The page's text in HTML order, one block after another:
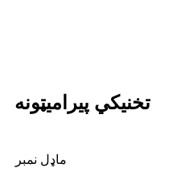
تخنیکي پیرامیټونه
ماډل نمبر